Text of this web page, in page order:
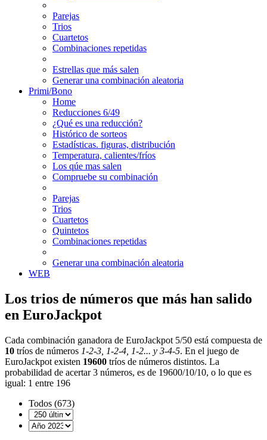
Parejas
Trios
Cuartetos
Combinaciones repetidas
Estrellas que más salen
Generar una combinación aleatoria
Primi/Bono
Home
Reducciones 6/49
¿Qué es una reducción?
Histórico de sorteos
Estadísticas. figuras, distribución
Temperatura, calientes/fríos
Los qúe mas salen
Compruebe su combinación
Parejas
Trios
Cuartetos
Quintetos
Combinaciones repetidas
Generar una combinación aleatoria
WEB
Los trios de números que más han salido
en EuroJackpot
Cada combinación ganadora de EuroJackpot 5/50 está compuesta de
10 tríos de números 1-2-3, 1-2-4, 1-2... y 3-4-5. En el juego de
EuroJackpot existen 19600 tríos de números distintos. La
probabilidad de acertar 3 números, es de 19600/10/10, o lo que es
igual: 1 entre 196
Todos (673)